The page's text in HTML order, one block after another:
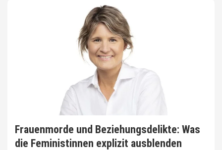
Frauenmorde und Beziehungsdelikte: Was
die Feministinnen explizit ausblenden